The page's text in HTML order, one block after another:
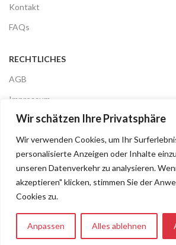
Wir schätzen Ihre Privatsphäre
Wir verwenden Cookies, um Ihr
personalisierte Anzeigen oder Inhalte
unseren Datenverkehr zu analysieren.
akzeptieren" klicken, stimmen Sie der
Cookies zu.
Anpassen Alles ablehnen
Kontakt
FAQs
RECHTLICHES
AGB
Impressum
Datenschutz
Versandinformationen
Widerrufsrecht
0